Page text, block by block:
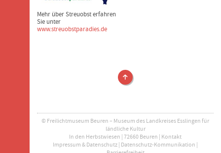
Mehr über Streuobst erfahren
Sie unter
www.streuobstparadies.de
Ausstellungen
© Freilichtmuseum Beuren – Museum des Landkreises Esslingen für
ländliche Kultur
In den Herbstwiesen | 72660 Beuren | Kontakt
Impressum & Datenschutz| Datenschutz-Kommunikation |